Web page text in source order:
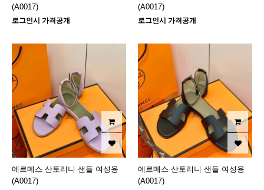
(A0017)
로그인시 가격공개
(A0017)
로그인시 가격공개
에르메스 산토리니 샌들 여성용
(A0017)
에르메스 산토리니 샌들 여성용
(A0017)